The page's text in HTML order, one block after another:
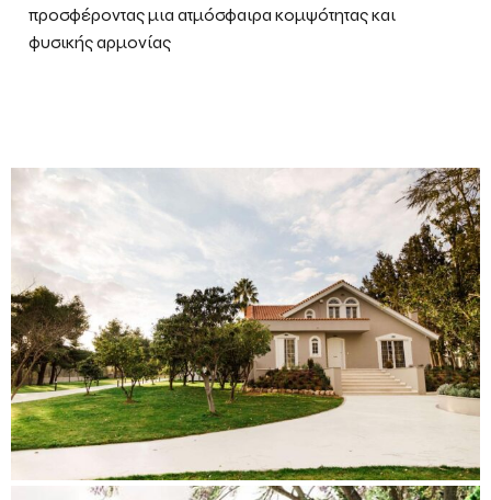
προσφέροντας μια ατμόσφαιρα κομψότητας και
φυσικής αρμονίας